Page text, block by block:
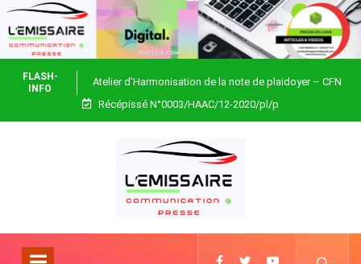
FLASH-
INFO
Atelier d’Harmonisation de la note de plaidoyer – CFN
Togo
Récépissé N°0003/HAAC/12-2020/pl/p